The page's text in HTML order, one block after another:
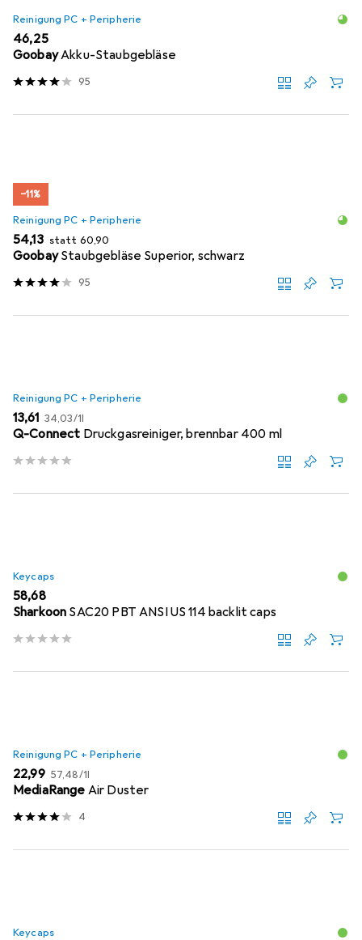
Reinigung PC + Peripherie
EUR
46,25
GoobayAkku-Staubgebläse
95
−11%
Reinigung PC + Peripherie
EUR
54,13 statt EUR
60,90
Goobay Staubgebläse Superior, schwarz
95
Reinigung PC + Peripherie
EUR
13,61 EUR
34,03/1l
Q-Connect Druckgasreiniger, brennbar 400 ml
Keycaps
EUR
58,68
Sharkoon SAC20 PBT ANSI US 114 backlit caps
Reinigung PC + Peripherie
EUR
22,99 EUR
57,48/1l
MediaRange Air Duster
4
Keycaps